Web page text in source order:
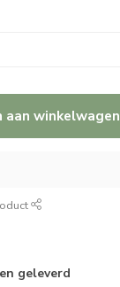
aan winkelwagen
geleverd